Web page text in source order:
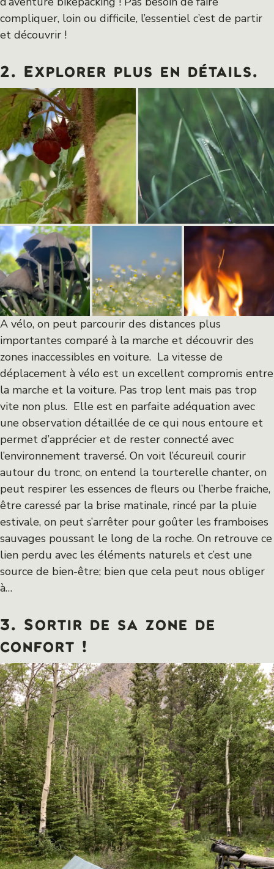
compliquer, loin ou difficile, l’essentiel c’est de partir
et découvrir !
2. Explorer plus en détails.
A vélo, on peut parcourir des distances plus
importantes comparé à la marche et découvrir des
zones inaccessibles en voiture. La vitesse de
déplacement à vélo est un excellent compromis entre
la marche et la voiture. Pas trop lent mais pas trop
vite non plus. Elle est en parfaite adéquation avec
une observation détaillée de ce qui nous entoure et
permet d’apprécier et de rester connecté avec
l’environnement traversé. On voit l’écureuil courir
autour du tronc, on entend la tourterelle chanter, on
peut respirer les essences de fleurs ou l’herbe fraiche,
être caressé par la brise matinale, rincé par la pluie
estivale, on peut s’arrêter pour goûter les framboises
sauvages poussant le long de la roche. On retrouve ce
lien perdu avec les éléments naturels et c’est une
source de bien-être; bien que cela peut nous obliger
à…
3. Sortir de sa zone de
confort !